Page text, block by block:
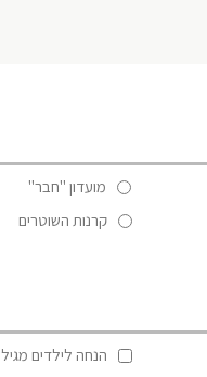
מועדון "חבר"
קרנות השוטרים
הנחה לילדים מגיל 2-11